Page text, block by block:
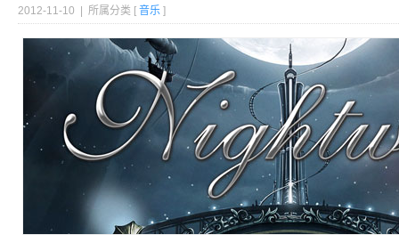
2012-11-10 | 所属分类 [ 音乐 ]